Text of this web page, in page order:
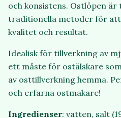
och konsistens. Ostlöpen är
traditionella metoder för
kvalitet och resultat.
Idealisk för tillverkning av
ett måste för ostälskare
av osttillverkning hemma.
och erfarna ostmakare!
Ingredienser: vatten, salt